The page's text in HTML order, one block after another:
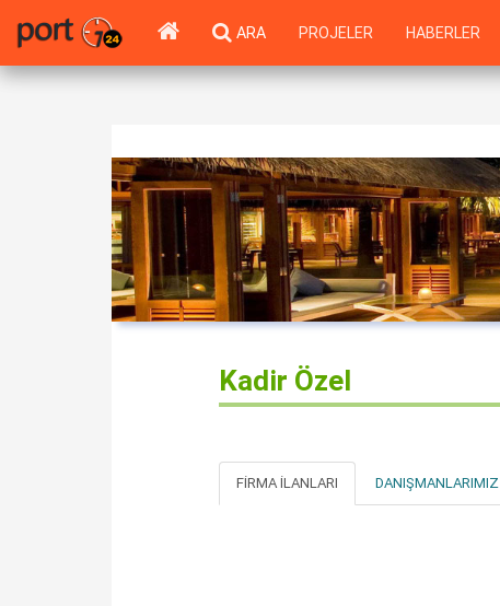
ARA PROJELER HABERLER
Kadir Özel
FIRMA İLANLARI DANIŞMANLARIMIZ